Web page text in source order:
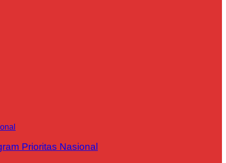
Prioritas Nasional